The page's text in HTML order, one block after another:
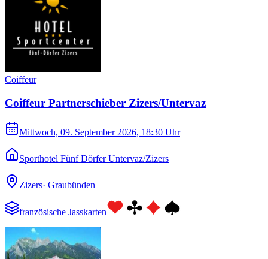
Coiffeur
Coiffeur Partnerschieber Zizers/Untervaz
Mittwoch, 09. September 2026, 18:30 Uhr
Sporthotel Fünf Dörfer Untervaz/Zizers
Zizers· Graubünden
französische Jasskarten